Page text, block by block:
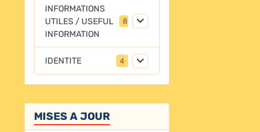
INFORMATIONS
UTILES / USEFUL
INFORMATION
IDENTITE 4
MISES A JOUR